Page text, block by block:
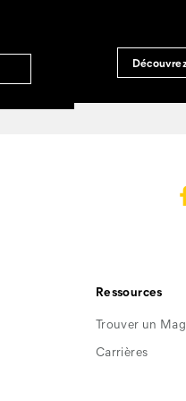
Ressources
Trouver un
Carrières